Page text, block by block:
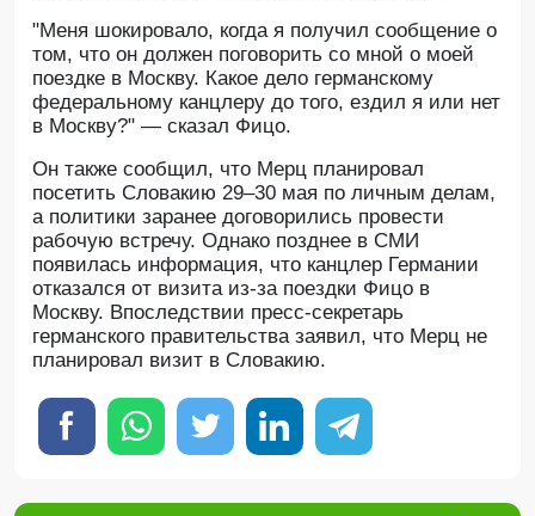
"Меня шокировало, когда я получил сообщение о
том, что он должен поговорить со мной о моей
поездке в Москву. Какое дело германскому
федеральному канцлеру до того, ездил я или нет
в Москву?" — сказал Фицо.
Он также сообщил, что Мерц планировал
посетить Словакию 29–30 мая по личным делам,
а политики заранее договорились провести
рабочую встречу. Однако позднее в СМИ
появилась информация, что канцлер Германии
отказался от визита из-за поездки Фицо в
Москву. Впоследствии пресс-секретарь
германского правительства заявил, что Мерц не
планировал визит в Словакию.